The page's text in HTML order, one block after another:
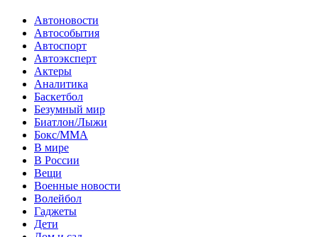
Автоновости
Автособытия
Автоспорт
Автоэксперт
Актеры
Аналитика
Баскетбол
Безумный мир
Биатлон/Лыжи
Бокс/MMA
В мире
В России
Вещи
Военные новости
Волейбол
Гаджеты
Дети